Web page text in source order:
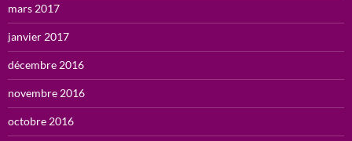
mars 2017
janvier 2017
décembre 2016
novembre 2016
octobre 2016